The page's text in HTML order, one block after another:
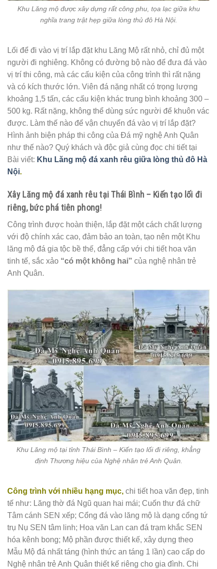
Khu Lăng mộ được xây dựng rất công phu, tọa lạc giữa khu
nghĩa trang trật hẹp giữa lòng thủ đô Hà Nội.
Lối để đi vào vị trí lắp đặt khu Lăng Mộ rất nhỏ, chỉ đủ một
người đi nghiêng. Không có đường bộ nào để đưa đá vào
vị trí thi công, mà các cấu kiện của công trình thì rất nặng
và có kích thước lớn. Viên đá nặng nhất có trọng lượng
khoảng 1,5 tấn, các cấu kiện khác trung bình khoảng 300 –
500 kg. Rất nặng, không thể dùng sức người để khuôn vác
được. Làm thế nào để vận chuyển đá vào vị trí lắp đặt?
Hình ảnh biện pháp thi công của Đá mỹ nghệ Anh Quân
như thế nào? Quý khách và độc giả cùng đọc chi tiết tại
Bài viết: Khu Lăng mộ đá xanh rêu giữa lòng thủ đô Hà
Nội.
Xây Lăng mộ đá xanh rêu tại Thái Bình – Kiến tạo lối đi
riêng, bức phá tiên phong!
Công trình được hoàn thiện, lắp đặt một cách chất lượng
với độ chính xác cao, đảm bảo an toàn, tạo nên một Khu
lăng mộ đá gia tộc bề thế, đẳng cấp với chi tiết hoa văn
tinh tế, sắc xảo “có một không hai” của nghệ nhân trẻ
Anh Quân.
Khu Lăng mộ tại tỉnh Thái Bình – Kiến tạo lối đi riêng, khẳng
định Thương hiệu của Nghệ nhân trẻ Anh Quân.
Công trình với nhiều hạng mục, chi tiết hoa văn đẹp, tinh
tế như: Lăng thờ đá Ngũ quan hai mái; Cuốn thư đá chữ
Tâm cánh SEN xếp; Cổng đá vào lăng mộ là dạng cổng tứ
trụ Nụ SEN tâm linh; Hoa văn Lan can đá trạm khắc SEN
hóa kênh bong; Mộ phần được thiết kế, xây dựng theo
Mẫu Mộ đá nhất táng (hình thức an táng 1 lần) cao cấp do
Nghệ nhân trẻ Anh Quân thiết kế riêng cho gia đình. Chi